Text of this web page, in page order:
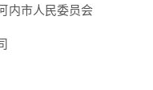
内市人民委员会